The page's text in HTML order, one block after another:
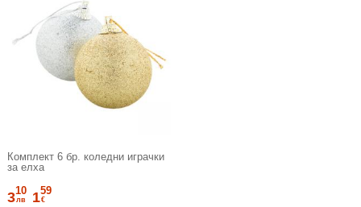
Комплект 6 бр. коледни играчки
за елха
310
лв 159
€